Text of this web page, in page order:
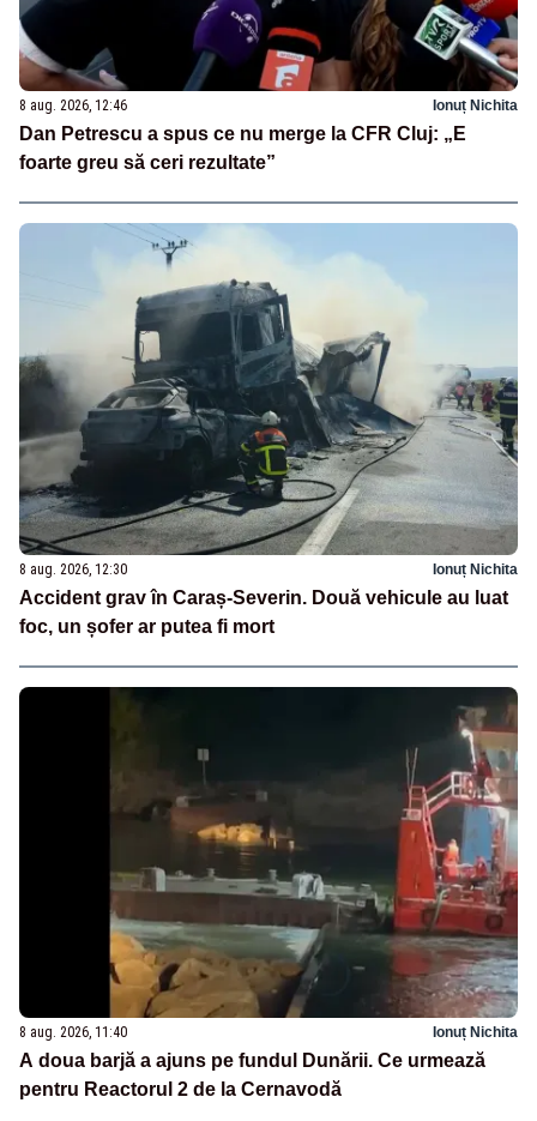
8 aug. 2026, 12:46 Ionuț Nichita
Dan Petrescu a spus ce nu merge la CFR Cluj: „E
foarte greu să ceri rezultate”
8 aug. 2026, 12:30 Ionuț Nichita
Accident grav în Caraș-Severin. Două vehicule au luat
foc, un șofer ar putea fi mort
8 aug. 2026, 11:40 Ionuț Nichita
A doua barjă a ajuns pe fundul Dunării. Ce urmează
pentru Reactorul 2 de la Cernavodă